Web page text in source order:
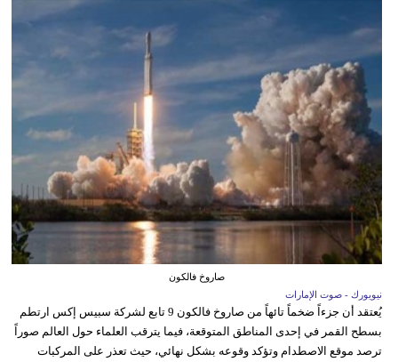
صاروخ فالكون
نيويورك - صوت الإمارات
يُعتقد أن جزءاً ضخماً تائهاً من صاروخ فالكون 9 تابع لشركة سبيس إكس ارتطم
بسطح القمر في إحدى المناطق المتوقعة، فيما يترقب العلماء حول العالم صوراً
ترصد موقع الاصطدام وتؤكد وقوعه بشكل نهائي، حيث تعذر على المركبات